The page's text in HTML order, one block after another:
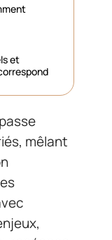
et
mêlant